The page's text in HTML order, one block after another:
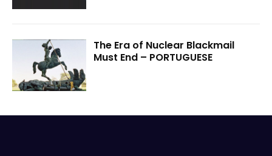
The Era of Nuclear Blackmail
Must End – PORTUGUESE